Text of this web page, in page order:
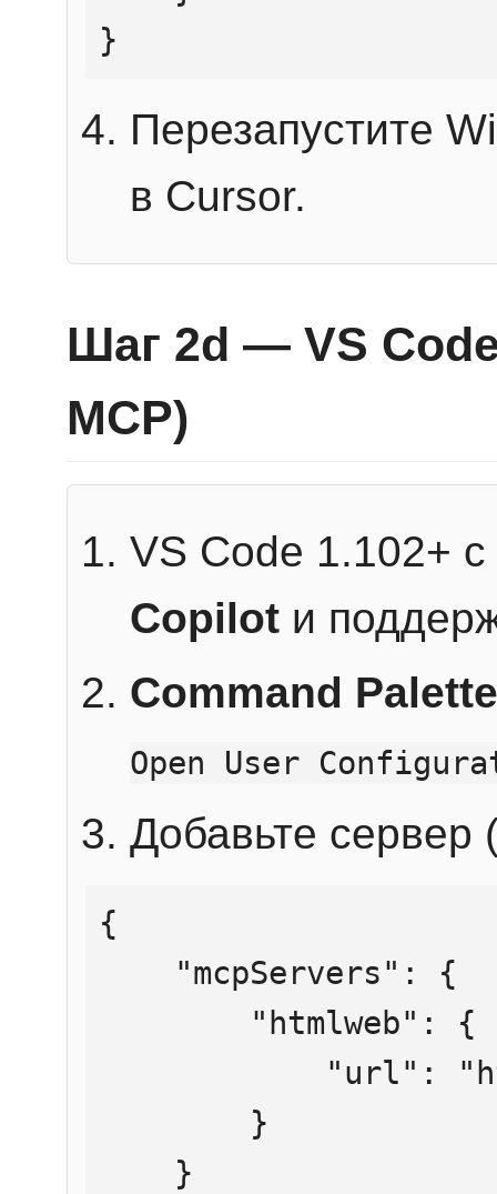
}
Перезапустите
в Cursor.
Шаг 2d — VS
MCP)
VS Code 1.102+
Copilot и
Command Palette
Open User
Добавьте сервер
{